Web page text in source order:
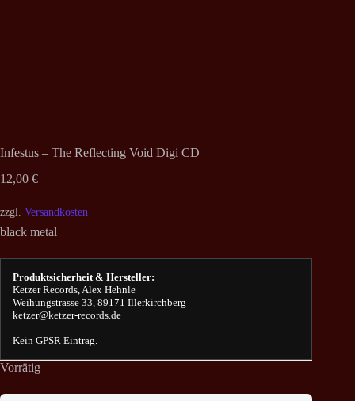
Infestus – The Reflecting Void Digi CD
12,00 €
zzgl. Versandkosten
black metal
Produktsicherheit & Hersteller:
Ketzer Records, Alex Hehnle
Weihungstrasse 33, 89171 Illerkirchberg
ketzer@ketzer-records.de
Kein GPSR Eintrag.
Vorrätig